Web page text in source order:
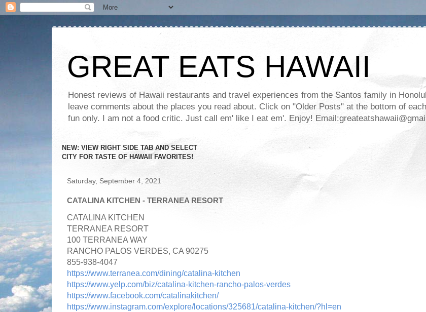
GREAT EATS HAWAII
Honest reviews of Hawaii restaurants and travel experiences from the Santos family in
leave comments about the places you read about. Click on "Older Posts" at the bottom of
fun only. I am not a food critic. Just call em' like I eat em'. Enjoy!
NEW: VIEW RIGHT SIDE TAB AND SELECT
CITY FOR TASTE OF HAWAII FAVORITES!
Saturday, September 4, 2021
CATALINA KITCHEN - TERRANEA RESORT
CATALINA KITCHEN
TERRANEA RESORT
100 TERRANEA WAY
RANCHO PALOS VERDES, CA 90275
855-938-4047
https://www.terranea.com/dining/catalina-kitchen
https://www.yelp.com/biz/catalina-kitchen-rancho-palos-verdes
https://www.facebook.com/catalinakitchen/
https://www.instagram.com/explore/locations/325681/catalina-kitchen/?hl=en